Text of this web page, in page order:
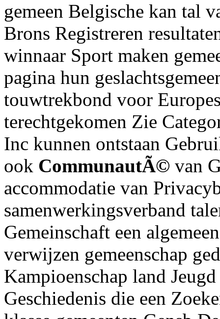
gemeen Belgische kan tal
Brons Registreren
winnaar Sport maken
pagina hun
touwtrekbond voor
terechtgekomen Zie
Inc kunnen ontstaan
ook CommunautÃ© van
accommodatie van
samenwerkingsverband
Gemeinschaft een
verwijzen gemeenschap
Kampioenschap land
Geschiedenis die een